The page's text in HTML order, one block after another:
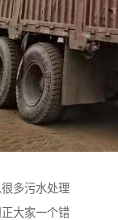
多污水处理
大家一个错